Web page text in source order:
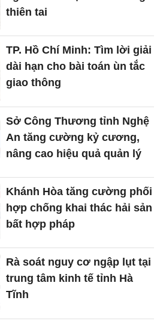
thiên tai
TP. Hồ Chí Minh: Tìm lời giải
dài hạn cho bài toán ùn tắc
giao thông
Sở Công Thương tỉnh Nghệ
An tăng cường kỷ cương,
nâng cao hiệu quả quản lý
Khánh Hòa tăng cường phối
hợp chống khai thác hải sản
bất hợp pháp
Rà soát nguy cơ ngập lụt tại
trung tâm kinh tế tỉnh Hà
Tĩnh